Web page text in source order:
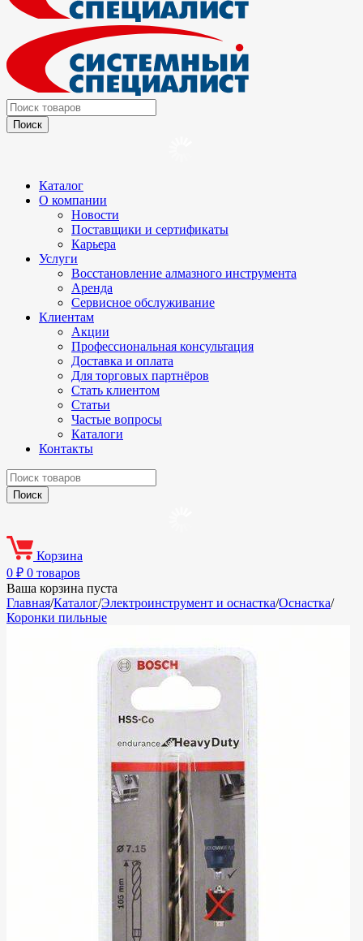
Каталог
О компании
Новости
Поставщики и сертификаты
Карьера
Услуги
Восстановление алмазного инструмента
Аренда
Сервисное обслуживание
Клиентам
Акции
Профессиональная консультация
Доставка и оплата
Для торговых партнёров
Стать клиентом
Статьи
Частые вопросы
Каталоги
Контакты
Корзина
0 ₽ 0 товаров
Ваша корзина пуста
Главная/Каталог/Электроинструмент и оснастка/Оснастка/
Коронки пильные